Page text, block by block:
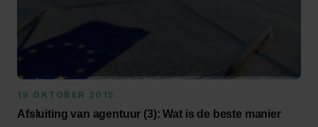
19 OKTOBER 2015
Afsluiting van agentuur (3): Wat is de beste manier